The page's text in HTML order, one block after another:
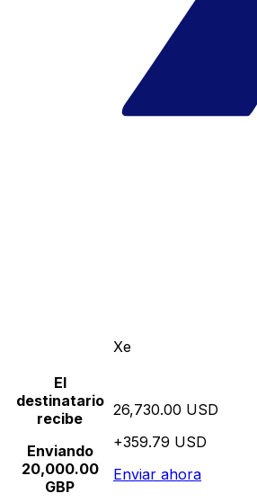
Xe
El
destinatario
recibe
Enviando
20,000.00
GBP
26,730.00 USD
+359.79 USD
Enviar ahora